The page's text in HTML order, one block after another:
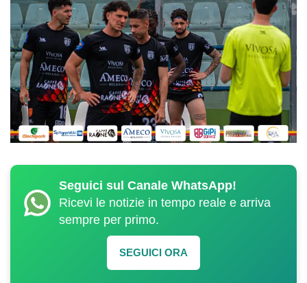
Seguici sul Canale WhatsApp!
Ricevi le notizie in tempo reale e arriva
sempre per primo.
SEGUICI ORA